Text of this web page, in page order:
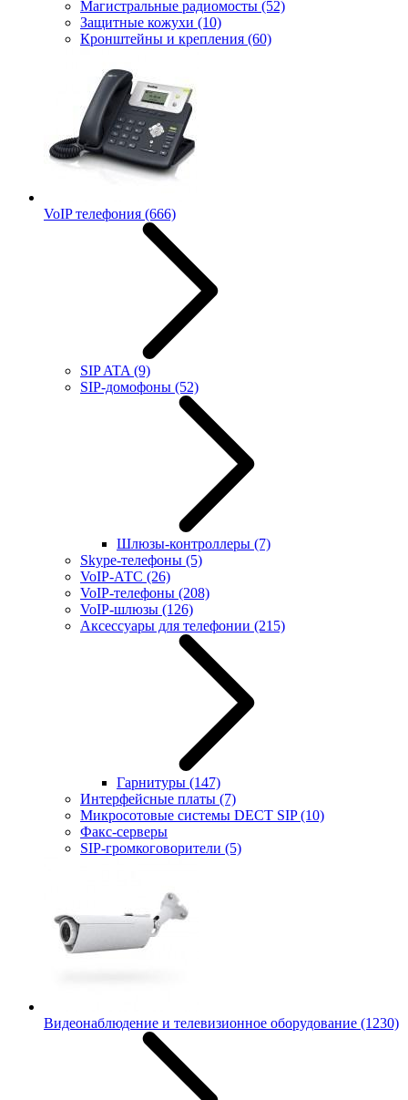
Магистральные радиомосты (52)
Защитные кожухи (10)
Кронштейны и крепления (60)
VoIP телефония (666)
SIP ATA (9)
SIP-домофоны (52)
Шлюзы-контроллеры (7)
Skype-телефоны (5)
VoIP-АТС (26)
VoIP-телефоны (208)
VoIP-шлюзы (126)
Аксессуары для телефонии (215)
Гарнитуры (147)
Интерфейсные платы (7)
Микросотовые системы DECT SIP(10)
Факс-серверы
SIP-громкоговорители (5)
Видеонаблюдение и телевизионное оборудование (1230)